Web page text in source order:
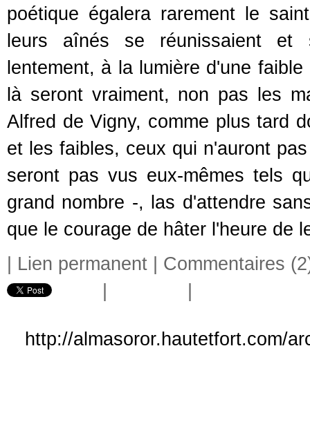
poétique égalera rarement le
leurs aînés se réunissaient et
lentement, à la lumière d'une
là seront vraiment, non pas les
Alfred de Vigny, comme plus tard
et les faibles, ceux qui n'auront
seront pas vus eux-mêmes tels
grand nombre -, las d'attendre
que le courage de hâter l'heure de
Lien permanent
Commentaires
http://almasoror.hautetfort.com/